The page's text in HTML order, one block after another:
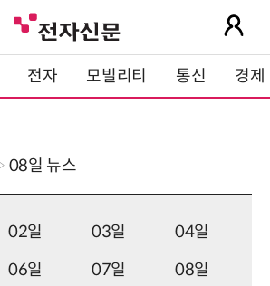
전자 모빌리티 통신 경제
08일 뉴스
02일 03일
04일
06일 07일
08일